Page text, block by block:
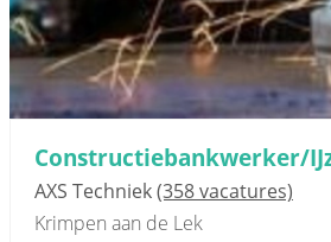
Constructiebankwerker/
AXS Techniek(358 vacatures)
Krimpen aan de Lek